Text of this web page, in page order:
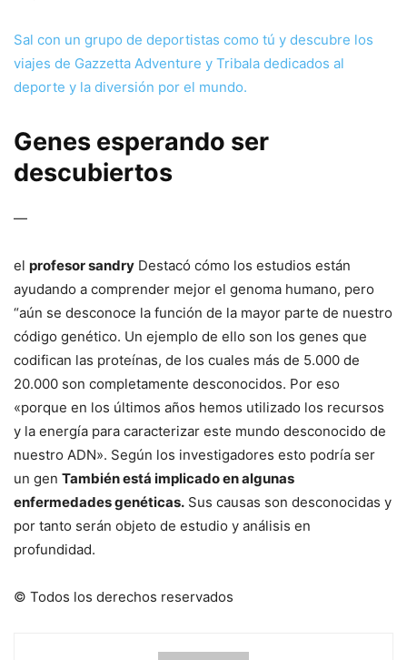
Sal con un grupo de deportistas como tú y descubre los
viajes de Gazzetta Adventure y Tribala dedicados al
deporte y la diversión por el mundo.
Genes esperando ser
descubiertos
—
el profesor sandry Destacó cómo los estudios están
ayudando a comprender mejor el genoma humano, pero
“aún se desconoce la función de la mayor parte de nuestro
código genético. Un ejemplo de ello son los genes que
codifican las proteínas, de los cuales más de 5.000 de
20.000 son completamente desconocidos. Por eso
«porque en los últimos años hemos utilizado los recursos
y la energía para caracterizar este mundo desconocido de
nuestro ADN». Según los investigadores esto podría ser
un gen También está implicado en algunas
enfermedades genéticas. Sus causas son desconocidas y
por tanto serán objeto de estudio y análisis en
profundidad.
© Todos los derechos reservados